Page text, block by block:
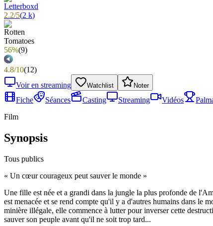
2.2/5(2 k)
56%(9)
4.8/10(12)
Voir en streaming
Watchlist Noter
Fiche Séances Casting Streaming Vidéos
Film
Synopsis
Tous publics
« Un cœur courageux peut sauver le monde »
Une fille est née et a grandi dans la jungle la plus profonde de
est menacée et se rend compte qu'il y a d'autres humains dans le
minière illégale, elle commence à lutter pour inverser cette
sauver son peuple avant qu'il ne soit trop tard...